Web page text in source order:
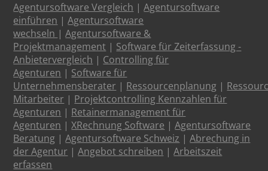
Agentursoftware Vergleich |Agentursoftware
einführen |Agentursoftware
wechseln |Agentursoftware &
Projektmanagement | Software für Zeiterfassung -
Anbietervergleich | Controlling für
Agenturen | Software für
Unternehmensberater | Ressourcenplanung |
Mitarbeiter | Projektcontrolling Kennzahlen für
Agenturen | Retainermanagement für
Agenturen |XRechnung Software |Agentursoftware
Beratung |Agentursoftware Schweiz |Abrechung in
der Agentur |Angebot schreiben |Arbeitszeit
erfassen